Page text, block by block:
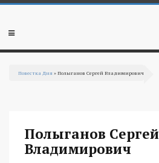
Перейти к основному содержанию
Мобильное
Повестка Дня » Полыганов Сергей Владимирович
Полыганов Сергей
Владимирович